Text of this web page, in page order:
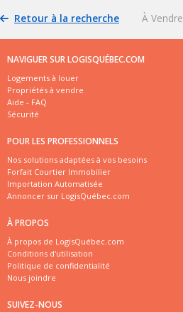
Retour à la recherche À Vendre
NAVIGUER SUR LOGISQUÉBEC.COM
Logements à louer
Propriétés à vendre
Aide - FAQ
Sécurité
POUR LES PROFESSIONNELS
Nos solutions adaptées à vos besoins
Forfait Courtier Immobilier
Importation Automatisée
Annoncer sur LogisQuébec.com
À PROPOS
À propos de LogisQuébec.com
Conditions d'utilisation
Politique de confidentialité
Nous joindre
SUIVEZ-NOUS